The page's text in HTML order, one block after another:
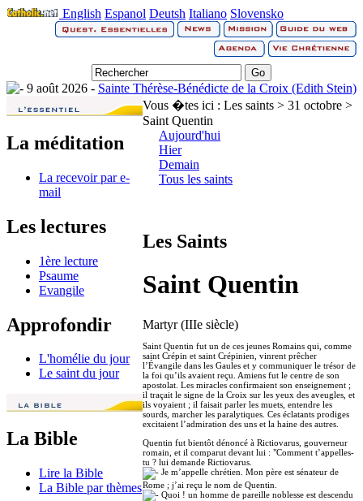
English Espanol Deutsh Italiano Slovensko
9 août 2026 - Sainte Thérèse-Bénédicte de la Croix (Edith Stein)
La méditation
La recevoir par e-
mail
Les lectures
1ère lecture
Psaume
Evangile
Approfondir
L'homélie du jour
Le saint du jour
La Bible
Lire la Bible
La Bible par thèmes
Vous �tes ici : Les saints > 31 octobre >
Saint Quentin
Aujourd'hui
Hier
Demain
Tous les saints
Les Saints
Saint Quentin
Martyr (IIIe siècle)
Saint Quentin fut un de ces jeunes Romains qui, comme
saint Crépin et saint Crépinien, vinrent prêcher
l’Évangile dans les Gaules et y communiquer le trésor de
la foi qu’ils avaient reçu. Amiens fut le centre de son
apostolat. Les miracles confirmaient son enseignement ;
il traçait le signe de la Croix sur les yeux des aveugles, et
ils voyaient ; il faisait parler les muets, entendre les
sourds, marcher les paralytiques. Ces éclatants prodiges
excitaient l’admiration des uns et la haine des autres.
Quentin fut bientôt dénoncé à Rictiovarus, gouverneur
romain, et il comparut devant lui : "Comment t’appelles-
tu ? lui demande Rictiovarus.
Je m’appelle chrétien. Mon père est sénateur de
Rome ; j’ai reçu le nom de Quentin.
Quoi ! un homme de pareille noblesse est descendu